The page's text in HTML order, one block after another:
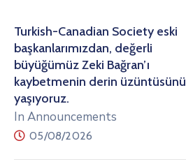
Turkish-Canadian Society eski
başkanlarımızdan, değerli
büyüğümüz Zeki Bağran’ı
kaybetmenin derin üzüntüsünü
yaşıyoruz.
In Announcements
05/08/2026